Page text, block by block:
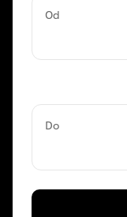
Od
Do